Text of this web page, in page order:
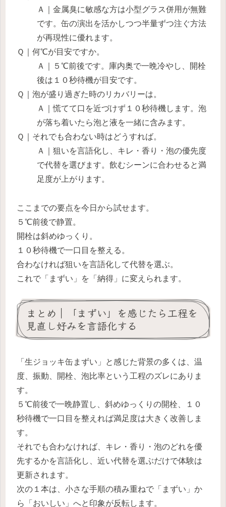
Ａ｜金属臭に敏感な方は小型グラス併用が無難
です。缶の演出を活かしつつ半量ずつ注ぐ方法
が再現性に優れます。
Ｑ｜何℃が目安ですか。
Ａ｜５℃前後です。庫内奥で一晩冷やし、開栓
後は１０秒待機が目安です。
Ｑ｜泡が盛り過ぎた時のリカバリーは。
Ａ｜慌てて口を近づけず１０秒待機します。泡
が落ち着いたら泡と液を一緒に含みます。
Ｑ｜それでも合わない時はどうすれば。
Ａ｜狙いを言語化し、キレ・香り・泡の優先度
で代替を選びます。飲むシーンに合わせると満
足度が上がります。
ここまでの要点を今日から試せます。
５℃前後で静置。
開栓は斜めゆっくり。
１０秒待機で一口目を整える。
合わなければ狙いを言語化して代替を選ぶ。
これで「まずい」を「納得」に変えられます。
まとめ｜「まずい」を感じたら工程を
見直し好みを言語化する
「生ジョッキ缶まずい」と感じた背景の多くは、温
度、振動、開栓、泡比率という工程のズレにありま
す。
５℃前後で一晩静置し、斜めゆっくりの開栓、１０
秒待機で一口目を整えれば満足度は大きく改善しま
す。
それでも合わなければ、キレ・香り・泡のどれを優
先するかを言語化し、近い代替を選ぶだけで体験は
更新されます。
次の１本は、小さな手順の積み重ねで「まずい」か
ら「おいしい」へと印象が反転します。